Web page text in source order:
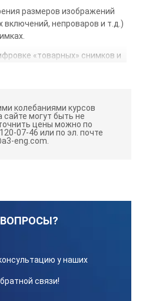
размеров изображений
непроваров и т.д.)
«товарных» снимков и
измерения размеров
мм. Трафарет выполнен на
– 1 год (не менее).
комплекте с
колебаниями курсов
могут быть не
цены можно по
07-46 или по эл. почте
eng.com.
у наших
связи!